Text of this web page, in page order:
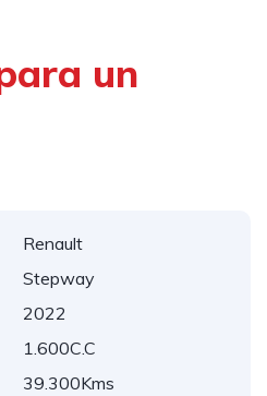
un
Renault
Stepway
2022
1.600C.C
39.300Kms